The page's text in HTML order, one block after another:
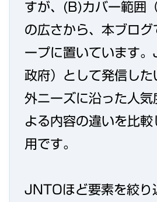
すが、(B)カバー範囲
の広さから、本ブロ
ープに置いています
政府）として発信した
外ニーズに沿った人気
よる内容の違いを比
用です。
JNTOほど要素を絞り